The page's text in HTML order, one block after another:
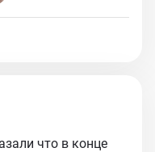
что в конце